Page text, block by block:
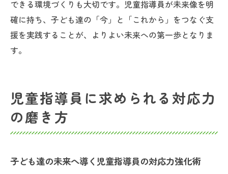
できる環境づくりも大切です。児童指導員が未来像を明
確に持ち、子ども達の「今」と「これから」をつなぐ支
援を実践することが、よりよい未来への第一歩となりま
す。
児童指導員に求められる対応力
の磨き方
子ども達の未来へ導く児童指導員の対応力強化術